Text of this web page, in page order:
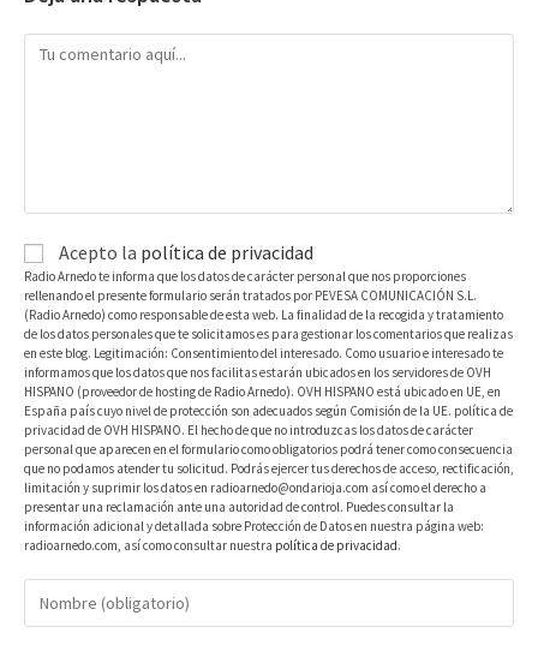
Acepto la política de privacidad
Radio Arnedo te informa que los datos de carácter personal que nos proporciones
rellenando el presente formulario serán tratados por PEVESA COMUNICACIÓN S.L.
(Radio Arnedo) como responsable de esta web. La finalidad de la recogida y tratamiento
de los datos personales que te solicitamos es para gestionar los comentarios que realizas
en este blog. Legitimación: Consentimiento del interesado. Como usuario e interesado te
informamos que los datos que nos facilitas estarán ubicados en los servidores de OVH
HISPANO (proveedor de hosting de Radio Arnedo). OVH HISPANO está ubicado en UE, en
España país cuyo nivel de protección son adecuados según Comisión de la UE. política de
privacidad de OVH HISPANO. El hecho de que no introduzcas los datos de carácter
personal que aparecen en el formulario como obligatorios podrá tener como consecuencia
que no podamos atender tu solicitud. Podrás ejercer tus derechos de acceso, rectificación,
limitación y suprimir los datos en radioarnedo@ondarioja.com así como el derecho a
presentar una reclamación ante una autoridad de control. Puedes consultar la
información adicional y detallada sobre Protección de Datos en nuestra página web:
radioarnedo.com, así como consultar nuestra política de privacidad.